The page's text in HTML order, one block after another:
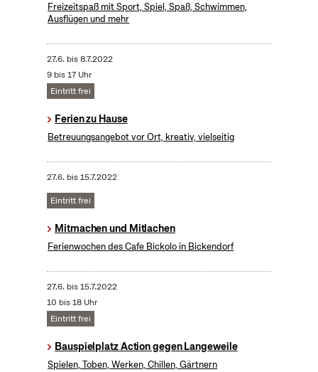
Freizeitspaß mit Sport, Spiel, Spaß, Schwimmen,
Ausflügen und mehr
27.6. bis8.7.2022
9 bis 17 Uhr
Eintritt frei
Ferien zu Hause
Betreuungsangebot vor Ort, kreativ, vielseitig
27.6. bis15.7.2022
Eintritt frei
Mitmachen und Mitlachen
Ferienwochen des Cafe Bickolo in Bickendorf
27.6. bis15.7.2022
10 bis 18 Uhr
Eintritt frei
Bauspielplatz Action gegen Langeweile
Spielen, Toben, Werken, Chillen, Gärtnern